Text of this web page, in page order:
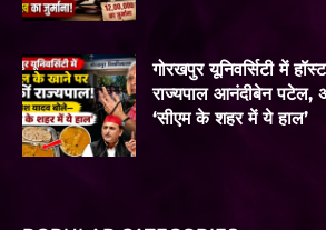
गोरखपुर यूनिवर्सिटी में
राज्यपाल आनंदीबेन
‘सीएम के शहर में ये हाल’